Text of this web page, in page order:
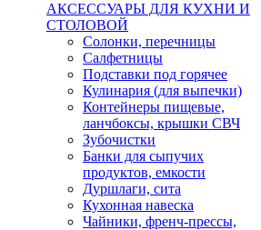
АКСЕССУАРЫ ДЛЯ КУХНИ И
СТОЛОВОЙ
Солонки, перечницы
Салфетницы
Подставки под горячее
Кулинария (для выпечки)
Контейнеры пищевые,
ланчбоксы, крышки СВЧ
Зубочистки
Банки для сыпучих
продуктов, емкости
Дуршлаги, сита
Кухонная навеска
Чайники, френч-прессы,